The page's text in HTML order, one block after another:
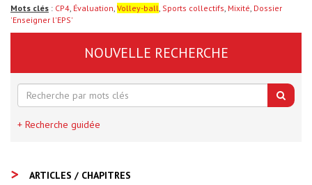
Mots clés : CP4, Évaluation, Volley-ball, Sports collectifs, Mixité, Dossier
'Enseigner l'EPS'
NOUVELLE RECHERCHE
+ Recherche guidée
ARTICLES / CHAPITRES